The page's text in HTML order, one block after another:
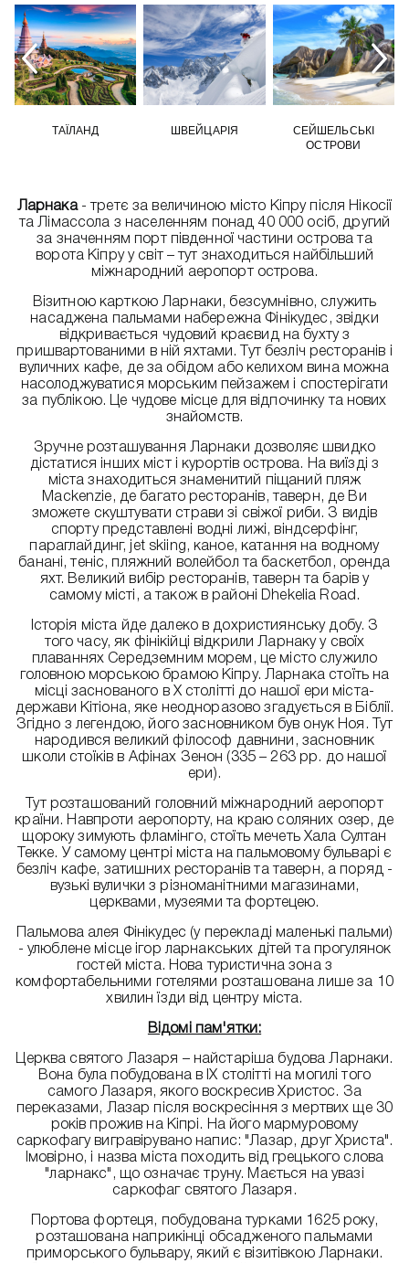
ТАЇЛАНД ШВЕЙЦАРІЯ
СЕЙШЕЛЬСЬКІ
ОСТРОВИ
Ларнака - третє за величиною місто Кіпру після Нікосії
та Лімассола з населенням понад 40 000 осіб, другий
за значенням порт південної частини острова та
ворота Кіпру у світ – тут знаходиться найбільший
міжнародний аеропорт острова.
Візитною карткою Ларнаки, безсумнівно, служить
насаджена пальмами набережна Фінікудес, звідки
відкривається чудовий краєвид на бухту з
пришвартованими в ній яхтами. Тут безліч ресторанів і
вуличних кафе, де за обідом або келихом вина можна
насолоджуватися морським пейзажем і спостерігати
за публікою. Це чудове місце для відпочинку та нових
знайомств.
Зручне розташування Ларнаки дозволяє швидко
дістатися інших міст і курортів острова. На виїзді з
міста знаходиться знаменитий піщаний пляж
Mackenzie, де багато ресторанів, таверн, де Ви
зможете скуштувати страви зі свіжої риби. З видів
спорту представлені водні лижі, віндсерфінг,
параглайдинг, jet skiing, каное, катання на водному
банані, теніс, пляжний волейбол та баскетбол, оренда
яхт. Великий вибір ресторанів, таверн та барів у
самому місті, а також в районі Dhekelia Road.
Історія міста йде далеко в дохристиянську добу. З
того часу, як фінікійці відкрили Ларнаку у своїх
плаваннях Середземним морем, це місто служило
головною морською брамою Кіпру. Ларнака стоїть на
місці заснованого в Х столітті до нашої ери міста-
держави Кітіона, яке неодноразово згадується в Біблії.
Згідно з легендою, його засновником був онук Ноя. Тут
народився великий філософ давнини, засновник
школи стоїків в Афінах Зенон (335 – 263 рр. до нашої
ери).
Тут розташований головний міжнародний аеропорт
країни. Навпроти аеропорту, на краю соляних озер, де
щороку зимують фламінго, стоїть мечеть Хала Султан
Текке. У самому центрі міста на пальмовому бульварі є
безліч кафе, затишних ресторанів та таверн, а поряд -
вузькі вулички з різноманітними магазинами,
церквами, музеями та фортецею.
Пальмова алея Фінікудес (у перекладі маленькі пальми)
- улюблене місце ігор ларнакських дітей та прогулянок
гостей міста. Нова туристична зона з
комфортабельними готелями розташована лише за 10
хвилин їзди від центру міста.
Відомі пам'ятки:
Церква святого Лазаря – найстаріша будова Ларнаки.
Вона була побудована в ІХ столітті на могилі того
самого Лазаря, якого воскресив Христос. За
переказами, Лазар після воскресіння з мертвих ще 30
років прожив на Кіпрі. На його мармуровому
саркофагу вигравірувано напис: "Лазар, друг Христа".
Імовірно, і назва міста походить від грецького слова
"ларнакс", що означає труну. Мається на увазі
саркофаг святого Лазаря.
Портова фортеця, побудована турками 1625 року,
розташована наприкінці обсадженого пальмами
приморського бульвару, який є візитівкою Ларнаки.